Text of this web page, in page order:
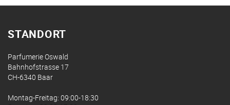
STANDORT
Parfumerie Oswald
Bahnhofstrasse 17
CH-6340 Baar
Montag-Freitag: 09:00-18:30